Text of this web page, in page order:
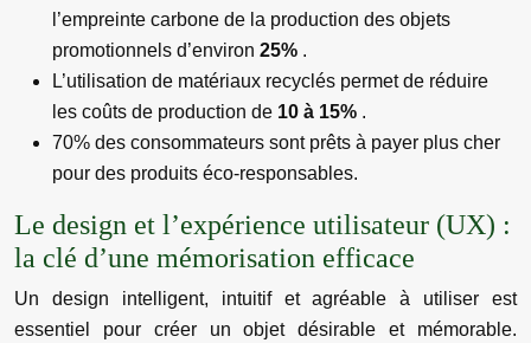
l’empreinte carbone de la production des objets
promotionnels d’environ 25% .
L’utilisation de matériaux recyclés permet de réduire
les coûts de production de 10 à 15% .
70% des consommateurs sont prêts à payer plus cher
pour des produits éco-responsables.
Le design et l’expérience utilisateur (UX) :
la clé d’une mémorisation efficace
Un design intelligent, intuitif et agréable à utiliser est
essentiel pour créer un objet désirable et mémorable.